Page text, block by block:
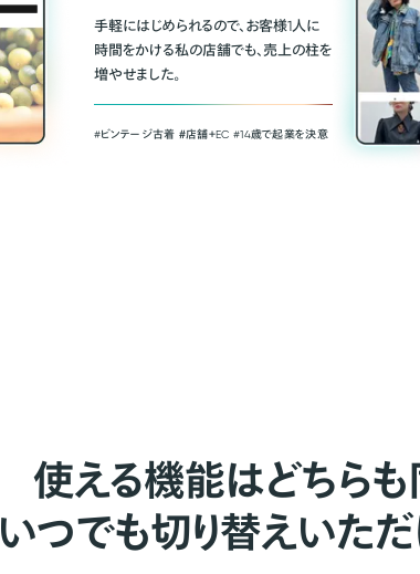
手軽にはじめられるので、お客様1人に
時間をかける私の店舗でも、売上の柱を
増やせました。
#ビンテージ古着 ＃店舗＋EC #14歳で起業を決意
使える機能はどちらも
いつでも切り替えいただ